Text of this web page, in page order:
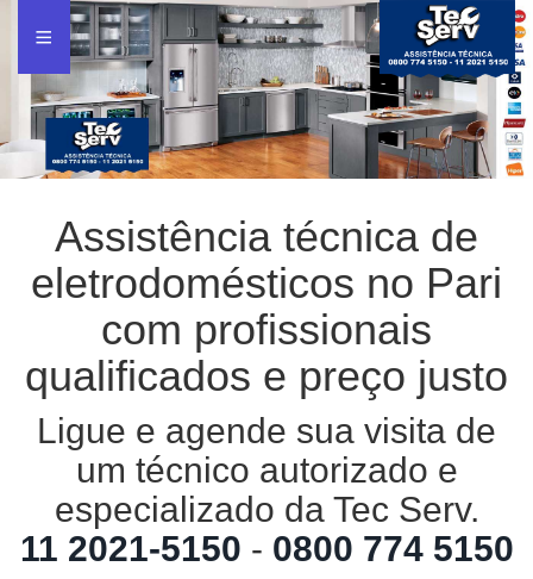
Assistência técnica de
eletrodomésticos no Pari
com profissionais
qualificados e preço justo
Ligue e agende sua visita de
um técnico autorizado e
especializado da Tec Serv.
11 2021-5150 - 0800 774 5150